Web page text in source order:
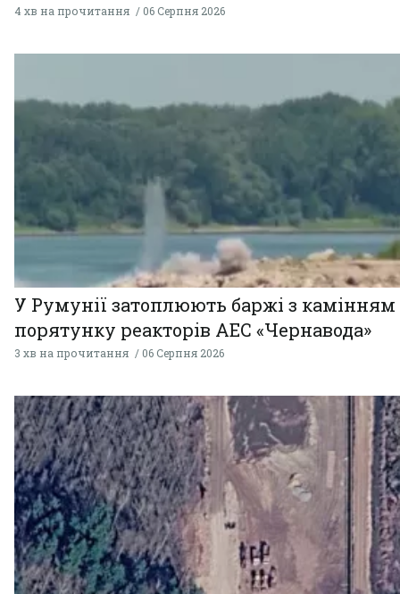
4 хв на прочитання 06 Серпня 2026
У Румунії затоплюють баржі з
порятунку реакторів АЕС «Чернавода»
3 хв на прочитання 06 Серпня 2026